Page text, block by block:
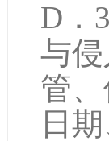
D．
与
管
日